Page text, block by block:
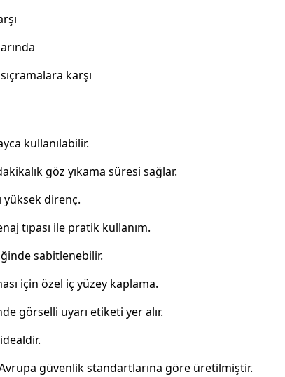
karşı
kullanılabilir.
göz yıkama süresi sağlar.
yüksek direnç.
tıpası ile pratik kullanım.
sabitlenebilir.
için özel iç yüzey kaplama.
görselli uyarı etiketi yer alır.
güvenlik standartlarına göre üretilmiştir.